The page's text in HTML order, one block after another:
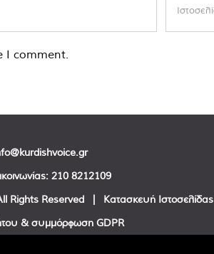
I comment.
210 8212109
Rights Reserved | Κατασκευή Ιστοσελίδας
& συμμόρφωση GDPR